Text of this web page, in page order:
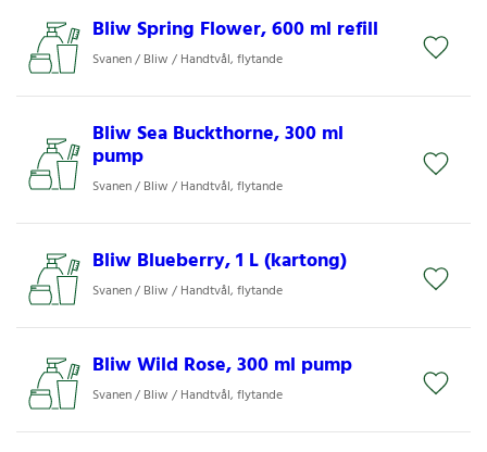
Bliw Spring Flower, 600 ml refill
Svanen / Bliw / Handtvål, flytande
Bliw Sea Buckthorne, 300 ml
pump
Svanen / Bliw / Handtvål, flytande
Bliw Blueberry, 1 L (kartong)
Svanen / Bliw / Handtvål, flytande
Bliw Wild Rose, 300 ml pump
Svanen / Bliw / Handtvål, flytande